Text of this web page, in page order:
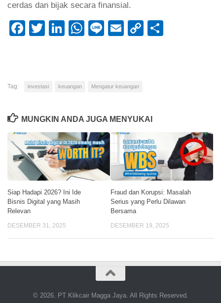
cerdas dan bijak secara finansial.
Facebook
TwitterLinkedIn
WhatsApp
LineEmailCopy
Tag: investasi keuangan Mengatur keuangan
MUNGKIN ANDA JUGA MENYUKAI
Siap Hadapi 2026? Ini Ide
Bisnis Digital yang Masih
Relevan
DESEMBER 31, 2025
Fraud dan Korupsi: Masalah
Serius yang Perlu Dilawan
Bersama
DESEMBER 19, 2025
© 2026. PT Klikcair Magga Jaya. All Rights Reserved.